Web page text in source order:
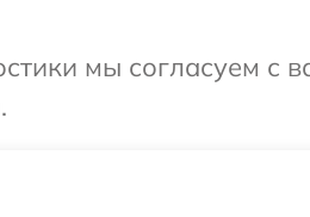
мы согласуем с